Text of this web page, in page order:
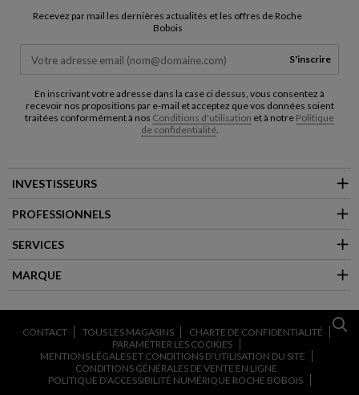
Recevez par mail les dernières actualités et les offres de Roche
Bobois
S'inscrire
En inscrivant votre adresse dans la case ci dessus, vous consentez à
recevoir nos propositions par e-mail et acceptez que vos données soient
traitées conformément à nos Conditions d'utilisation et à notre Politique
de confidentialité.
INVESTISSEURS
PROFESSIONNELS
SERVICES
MARQUE
CONTACT TOUS LES MAGASINS
CHARTE DE CONFIDENTIALITÉ
PARAMÉTRER LES COOKIES
MENTIONS LÉGALES ET CONDITIONS D’UTILISATION DU SITE
CONDITIONS GÉNÉRALES DE VENTE EN LIGNE
POLITIQUE D’ACCESSIBILITÉ NUMÉRIQUE ROCHE BOBOIS